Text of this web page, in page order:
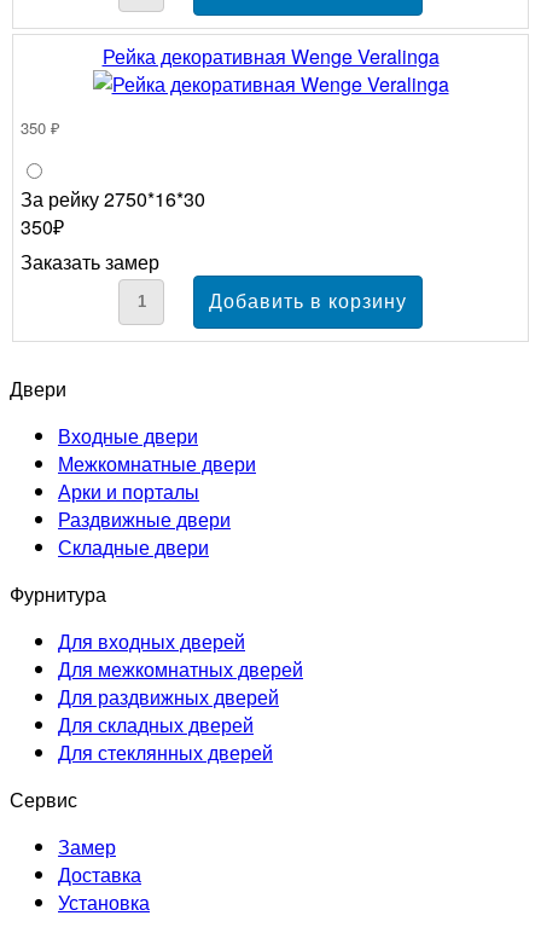
Рейка декоративная Wenge Veralinga
350 ₽
За рейку 2750*16*30
350₽
Заказать замер
Двери
Входные двери
Межкомнатные двери
Арки и порталы
Раздвижные двери
Складные двери
Фурнитура
Для входных дверей
Для межкомнатных дверей
Для раздвижных дверей
Для складных дверей
Для стеклянных дверей
Сервис
Замер
Доставка
Установка